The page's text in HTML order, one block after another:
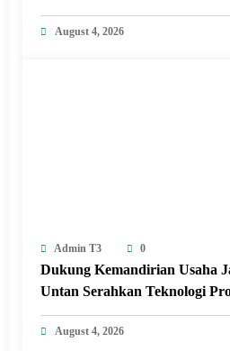
Pelatihan Pembuatan
Tanaman Kelakai di Posyandu
August 4, 2026
Admin T3 0
Dukung Kemandirian Usaha
Untan Serahkan Teknologi
Kelompok Tani Desa Arang
August 4, 2026